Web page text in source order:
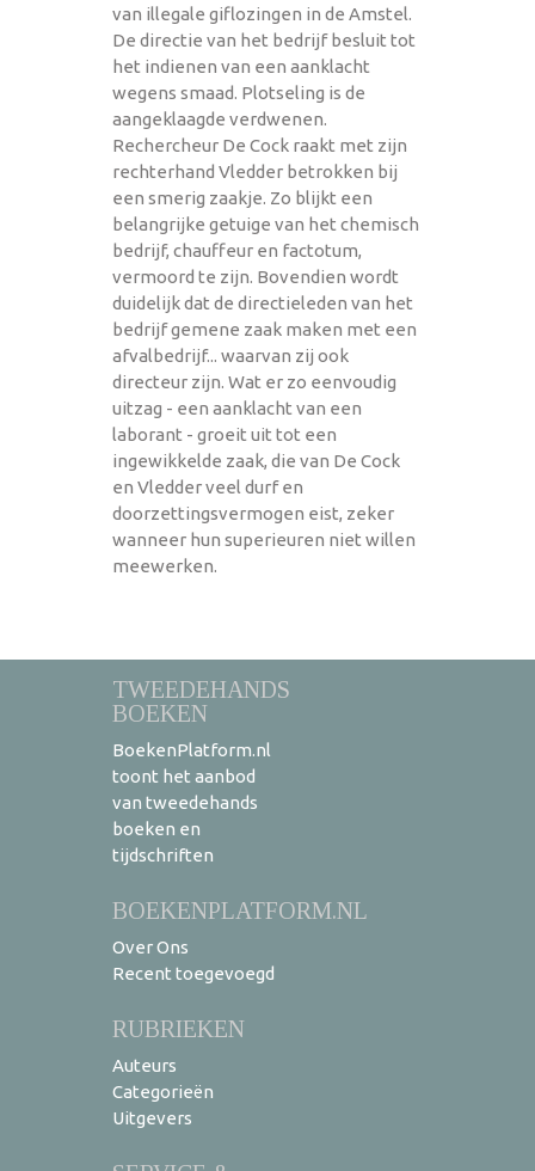
van illegale giflozingen in de Amstel.
De directie van het bedrijf besluit tot
het indienen van een aanklacht
wegens smaad. Plotseling is de
aangeklaagde verdwenen.
Rechercheur De Cock raakt met zijn
rechterhand Vledder betrokken bij
een smerig zaakje. Zo blijkt een
belangrijke getuige van het chemisch
bedrijf, chauffeur en factotum,
vermoord te zijn. Bovendien wordt
duidelijk dat de directieleden van het
bedrijf gemene zaak maken met een
afvalbedrijf... waarvan zij ook
directeur zijn. Wat er zo eenvoudig
uitzag - een aanklacht van een
laborant - groeit uit tot een
ingewikkelde zaak, die van De Cock
en Vledder veel durf en
doorzettingsvermogen eist, zeker
wanneer hun superieuren niet willen
meewerken.
TWEEDEHANDS
BOEKEN
BoekenPlatform.nl
toont het aanbod
van tweedehands
boeken en
tijdschriften
BOEKENPLATFORM.NL
Over Ons
Recent toegevoegd
RUBRIEKEN
Auteurs
Categorieën
Uitgevers